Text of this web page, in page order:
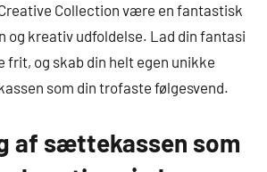
Collection være en fantastisk
og kreativ udfoldelse. Lad din fantasi
frit, og skab din helt egen unikke
som din trofaste følgesvend.
af sættekassen som